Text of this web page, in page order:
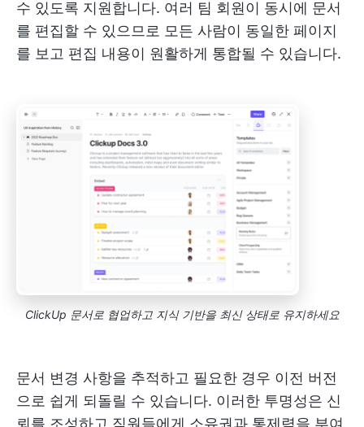
수 있도록 지원합니다. 여러 팀 회원이 동시에 문서
를 편집할 수 있으므로 모든 사람이 동일한 페이지
를 보고 편집 내용이 원활하게 통합될 수 있습니다.
ClickUp 문서로 협업하고 지식 기반을 최신 상태로 유지하세요
문서 변경 사항을 추적하고 필요한 경우 이전 버전
으로 쉽게 되돌릴 수 있습니다. 이러한 투명성은 신
뢰를 조성하고 직원들에게 소유권과 통제력을 부여